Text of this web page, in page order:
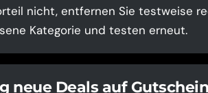
nicht, entfernen Sie testweise
Kategorie und testen erneut.
neue Deals auf